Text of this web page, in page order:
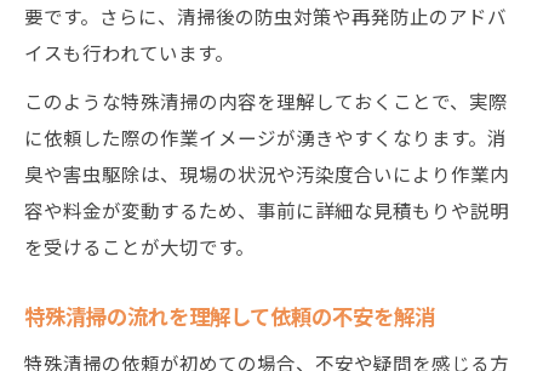
要です。さらに、清掃後の防虫対策や再発防止のアドバ
イスも行われています。
このような特殊清掃の内容を理解しておくことで、実際
に依頼した際の作業イメージが湧きやすくなります。消
臭や害虫駆除は、現場の状況や汚染度合いにより作業内
容や料金が変動するため、事前に詳細な見積もりや説明
を受けることが大切です。
特殊清掃の流れを理解して依頼の不安を解消
特殊清掃の依頼が初めての場合、不安や疑問を感じる方